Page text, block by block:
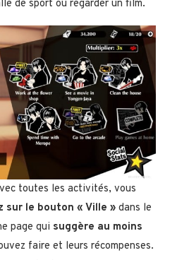
de sport ou regarder un film.
toutes les activités, vous
sur le bouton « Ville » dans le
page qui suggère au moins
faire et leurs récompenses.